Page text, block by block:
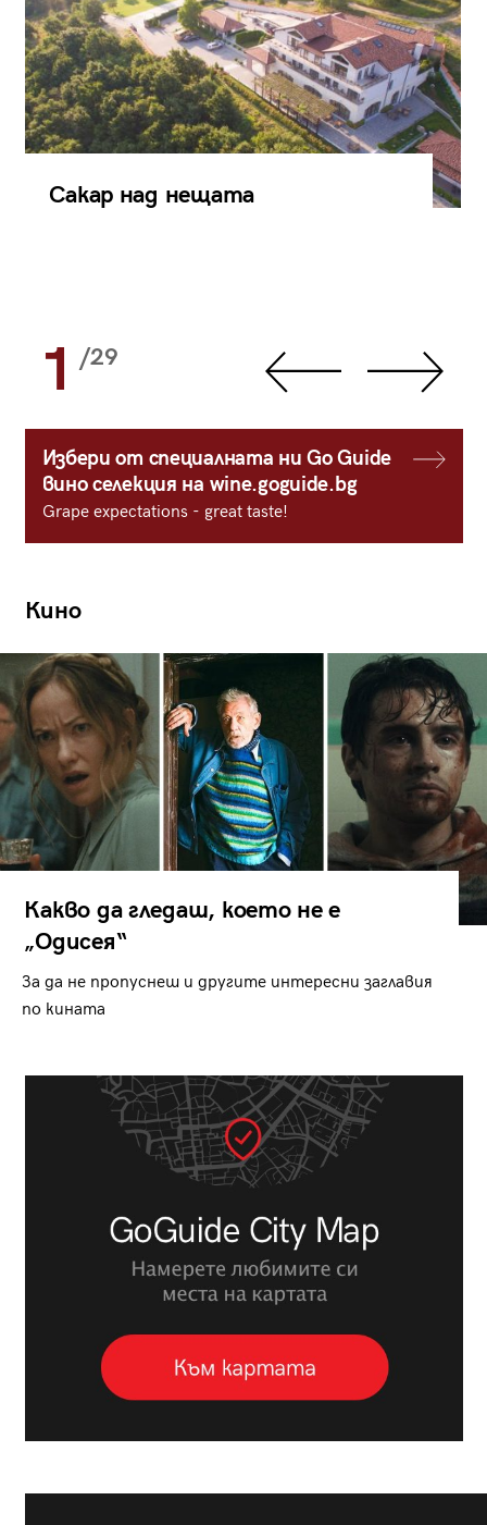
Сакар над нещата
1 /29
Избери от специалната ни Go Guide
вино селекция на wine.goguide.bg
Grape expectations - great taste!
Кино
Какво да гледаш, което не е
„Одисея“
За да не пропуснеш и другите интересни заглавия
по кината